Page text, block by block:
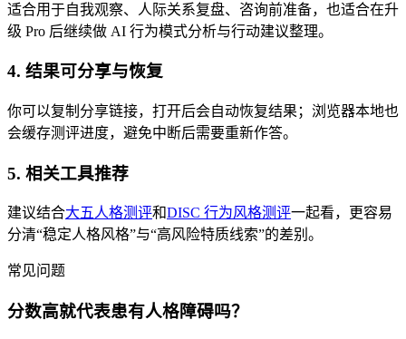
适合用于自我观察、人际关系复盘、咨询前准备，也适合在升
级 Pro 后继续做 AI 行为模式分析与行动建议整理。
4. 结果可分享与恢复
你可以复制分享链接，打开后会自动恢复结果；浏览器本地也
会缓存测评进度，避免中断后需要重新作答。
5. 相关工具推荐
建议结合大五人格测评和DISC 行为风格测评一起看，更容易
分清“稳定人格风格”与“高风险特质线索”的差别。
常见问题
分数高就代表患有人格障碍吗？